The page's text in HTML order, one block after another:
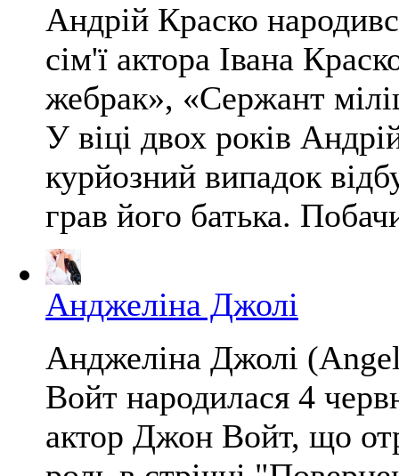
Андрій Краско
сім'ї актора Івана
жебрак», «Сержант
У віці двох років
курйозний випадок
грав його батька.
Анджеліна Джолі
Анджеліна Джолі
Войт народилася 4
актор Джон Войт, що